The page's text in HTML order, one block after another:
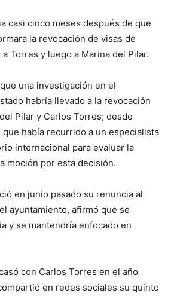
casi cinco meses después de que
la revocación de visas de
Torres y luego a Marina del Pilar.
una investigación en el
habría llevado a la revocación
Pilar y Carlos Torres; desde
había recurrido a un especialista
internacional para evaluar la
moción por esta decisión.
en junio pasado su renuncia al
ayuntamiento, afirmó que se
y se mantendría enfocado en
con Carlos Torres en el año
en redes sociales su quinto